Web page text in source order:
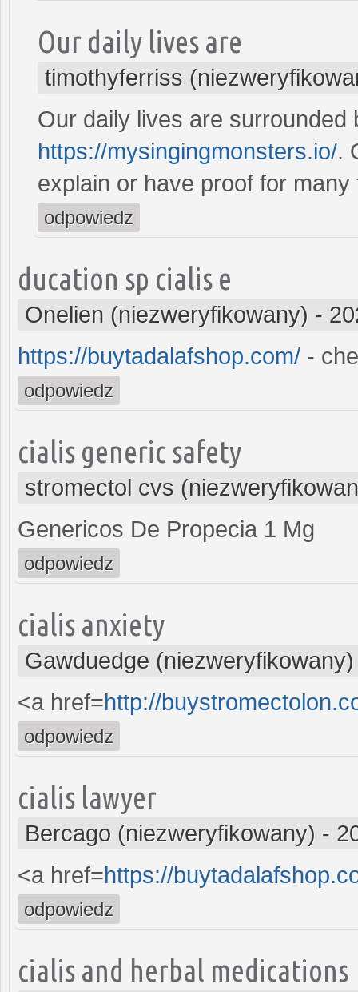
Our daily lives are
timothyferriss
Our daily lives are
https://mysingingmonsters.io/.
explain or have proof for many
odpowiedz
ducation sp cialis e
Onelien (niezweryfikowany) -
https://buytadalafshop.com/ -
odpowiedz
cialis generic safety
stromectol cvs
Genericos De Propecia 1 Mg
odpowiedz
cialis anxiety
Gawduedge (niezweryfikowany)
<a href=http://
odpowiedz
cialis lawyer
Bercago (niezweryfikowany) -
<a href=https://
odpowiedz
cialis and herbal medications